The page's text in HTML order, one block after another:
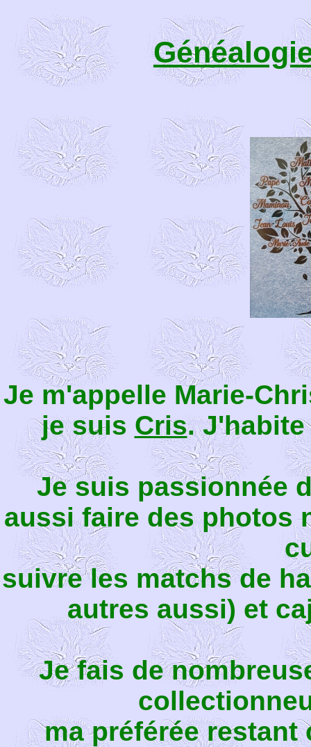
Je m'appelle Marie-
je suis Cris.
Je suis passionnée
aussi faire des photos
suivre les matchs de
autres aussi) et
Je fais de
ma préférée